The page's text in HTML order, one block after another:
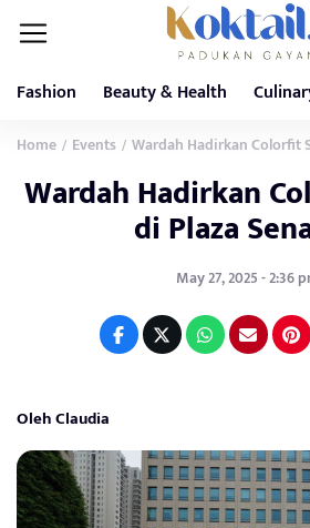
Fashion Beauty & Health
Home / Events / Wardah Hadirkan Colorfit
Wardah Hadirkan
di Plaza
May 27, 2025 - 2:36
Oleh Claudia